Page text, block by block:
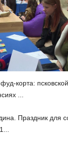
корта:
...
Праздник для